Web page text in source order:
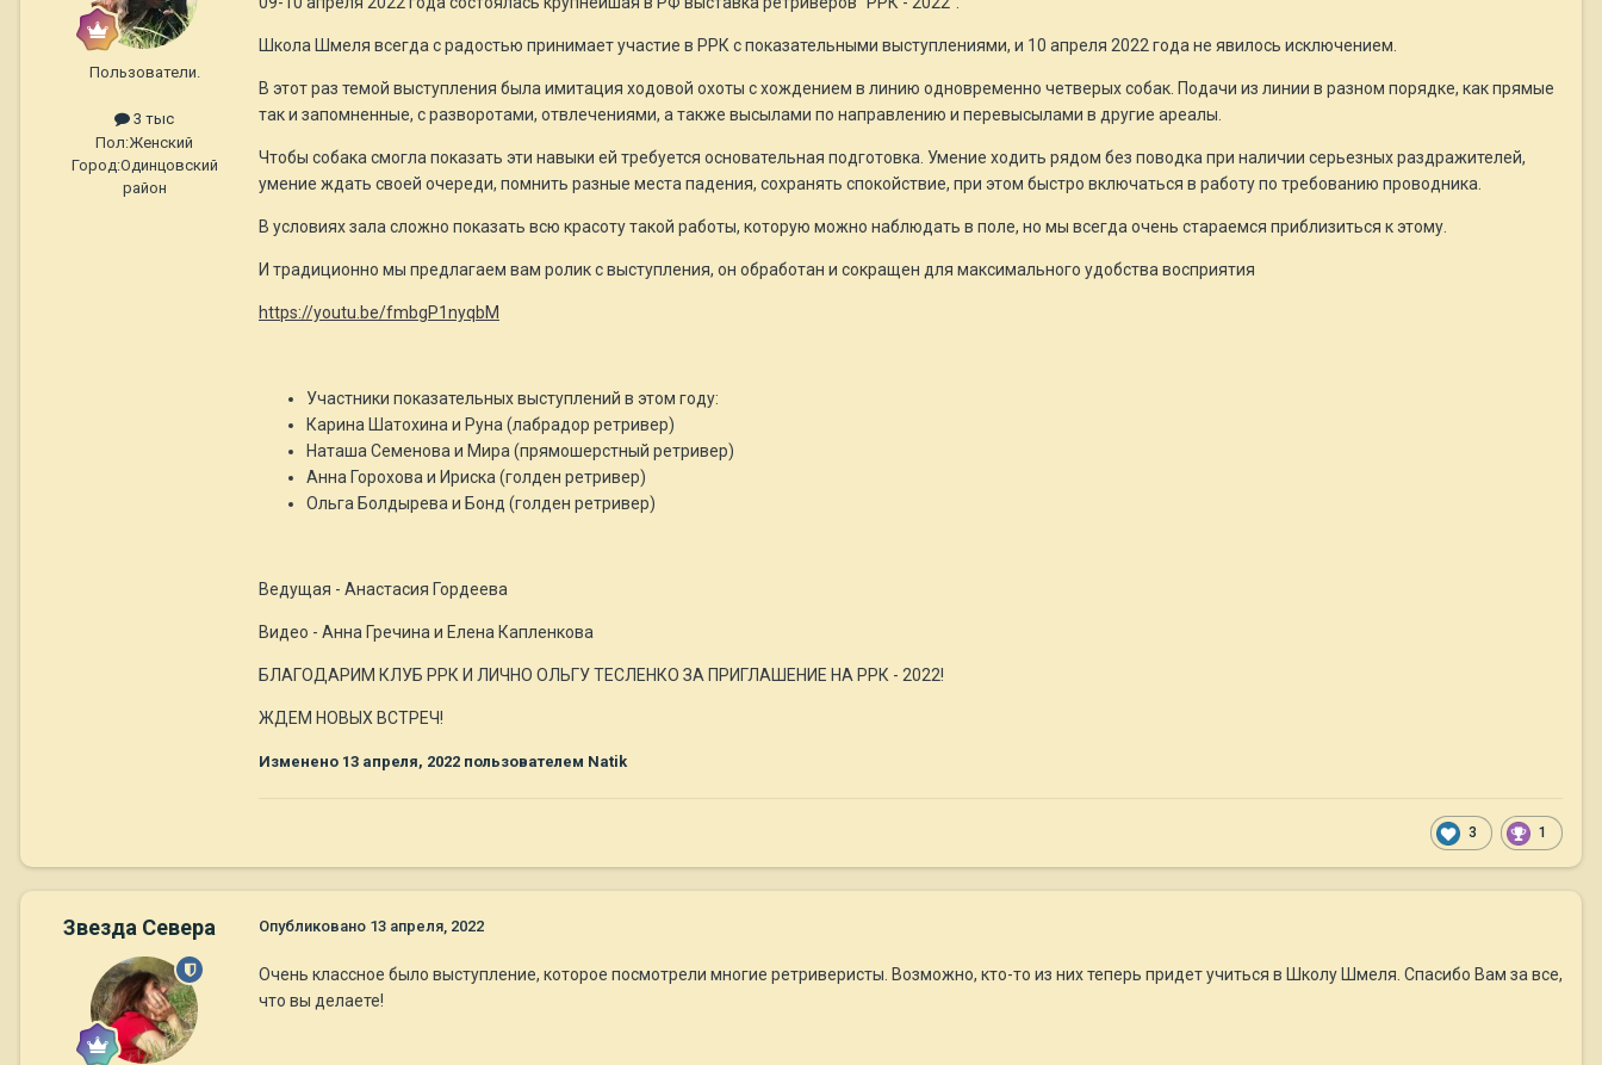
Пользователи.
3 тыс
Пол:Женский
Город:Одинцовский
район
Школа Шмеля всегда с радостью принимает участие в РРК с показательными выступлениями, и 10 апреля 2022 года не явилось исключением.
В этот раз темой выступления была имитация ходовой охоты с хождением в линию одновременно четверых собак. Подачи из линии в разном порядке, как прямые
так и запомненные, с разворотами, отвлечениями, а также высылами по направлению и перевысылами в другие ареалы.
Чтобы собака смогла показать эти навыки ей требуется основательная подготовка. Умение ходить рядом без поводка при наличии серьезных раздражителей,
умение ждать своей очереди, помнить разные места падения, сохранять спокойствие, при этом быстро включаться в работу по требованию проводника.
В условиях зала сложно показать всю красоту такой работы, которую можно наблюдать в поле, но мы всегда очень стараемся приблизиться к этому.
И традиционно мы предлагаем вам ролик с выступления, он обработан и сокращен для максимального удобства восприятия
https://youtu.be/fmbgP1nyqbM
Участники показательных выступлений в этом году:
Карина Шатохина и Руна (лабрадор ретривер)
Наташа Семенова и Мира (прямошерстный ретривер)
Анна Горохова и Ириска (голден ретривер)
Ольга Болдырева и Бонд (голден ретривер)
Ведущая - Анастасия Гордеева
Видео - Анна Гречина и Елена Капленкова
БЛАГОДАРИМ КЛУБ РРК И ЛИЧНО ОЛЬГУ ТЕСЛЕНКО ЗА ПРИГЛАШЕНИЕ НА РРК - 2022!
ЖДЕМ НОВЫХ ВСТРЕЧ!
Изменено 13 апреля, 2022 пользователем Natik
3 1
Звезда Севера Опубликовано 13 апреля, 2022
Очень классное было выступление, которое посмотрели многие ретриверисты. Возможно, кто-то из них теперь придет учиться в Школу Шмеля. Спасибо Вам за все,
что вы делаете!